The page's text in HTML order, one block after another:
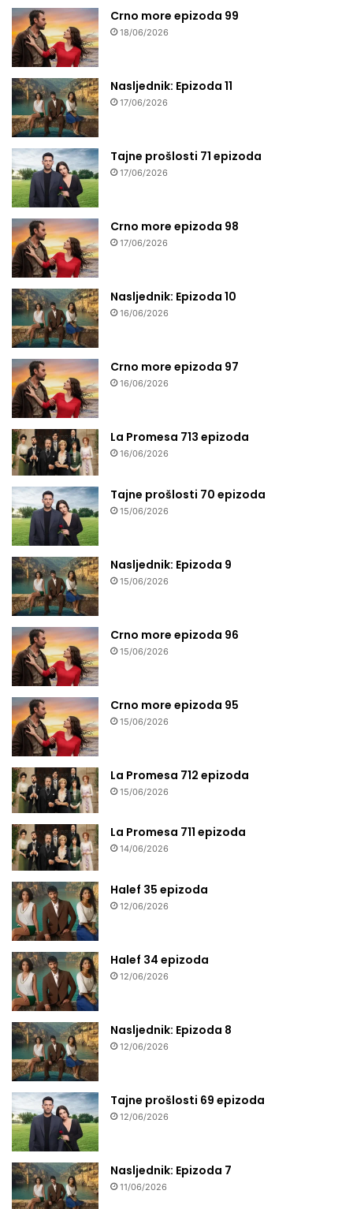
Crno more epizoda 99
18/06/2026
Nasljednik: Epizoda 11
17/06/2026
Tajne prošlosti 71 epizoda
17/06/2026
Crno more epizoda 98
17/06/2026
Nasljednik: Epizoda 10
16/06/2026
Crno more epizoda 97
16/06/2026
La Promesa 713 epizoda
16/06/2026
Tajne prošlosti 70 epizoda
15/06/2026
Nasljednik: Epizoda 9
15/06/2026
Crno more epizoda 96
15/06/2026
Crno more epizoda 95
15/06/2026
La Promesa 712 epizoda
15/06/2026
La Promesa 711 epizoda
14/06/2026
Halef 35 epizoda
12/06/2026
Halef 34 epizoda
12/06/2026
Nasljednik: Epizoda 8
12/06/2026
Tajne prošlosti 69 epizoda
12/06/2026
Nasljednik: Epizoda 7
11/06/2026